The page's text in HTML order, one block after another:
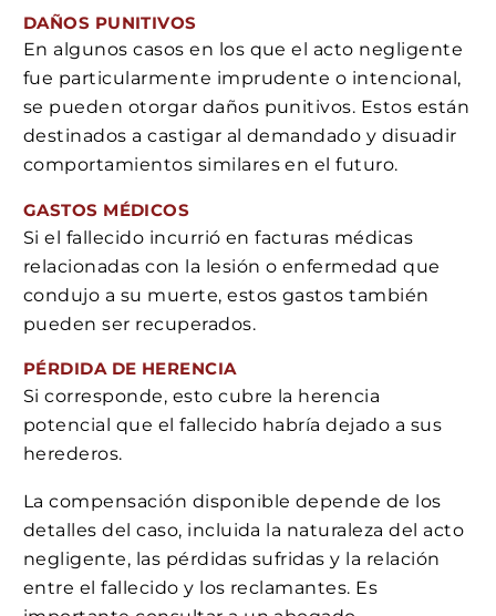
DAÑOS PUNITIVOS
En algunos casos en los que el acto negligente
fue particularmente imprudente o intencional,
se pueden otorgar daños punitivos. Estos están
destinados a castigar al demandado y disuadir
comportamientos similares en el futuro.
GASTOS MÉDICOS
Si el fallecido incurrió en facturas médicas
relacionadas con la lesión o enfermedad que
condujo a su muerte, estos gastos también
pueden ser recuperados.
PÉRDIDA DE HERENCIA
Si corresponde, esto cubre la herencia
potencial que el fallecido habría dejado a sus
herederos.
La compensación disponible depende de los
detalles del caso, incluida la naturaleza del acto
negligente, las pérdidas sufridas y la relación
entre el fallecido y los reclamantes. Es